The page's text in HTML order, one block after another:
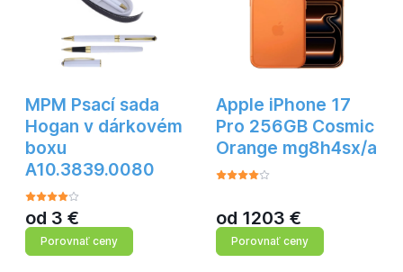
MPM Psací sada
Hogan v dárkovém
boxu
A10.3839.0080
od 3 €
Porovnať ceny
Apple iPhone 17
Pro 256GB Cosmic
Orange mg8h4sx/a
od 1203 €
Porovnať ceny